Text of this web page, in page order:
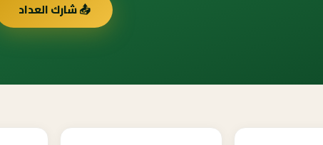
📤 شارك العداد